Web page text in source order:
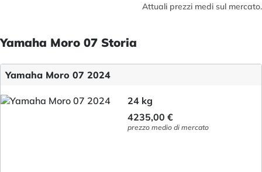
Attuali prezzi medi sul mercato.
Yamaha Moro 07 Storia
Yamaha Moro 07 2024
24 kg
4235,00 €
prezzo medio di mercato